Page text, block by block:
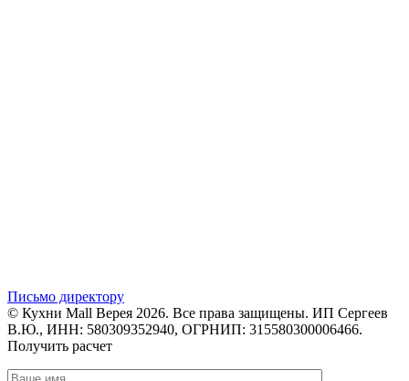
Письмо директору
© Кухни Mall Верея 2026. Все права защищены. ИП Сергеев
В.Ю., ИНН: 580309352940, ОГРНИП: 315580300006466.
Получить расчет